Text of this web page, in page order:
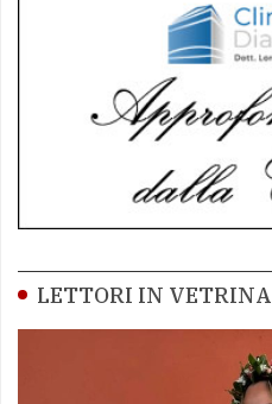
LETTORI IN VETRINA